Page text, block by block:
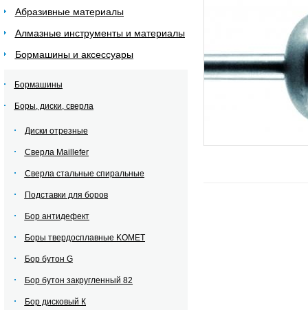
Абразивные материалы
Алмазные инструменты и материалы
Бормашины и аксессуары
Бормашины
Боры, диски, сверла
Диски отрезные
Сверла Maillefer
Сверла стальные спиральные
Подставки для боров
Бор антидефект
Боры твердосплавные KOMET
Бор бутон G
Бор бутон закругленный 82
Бор дисковый К